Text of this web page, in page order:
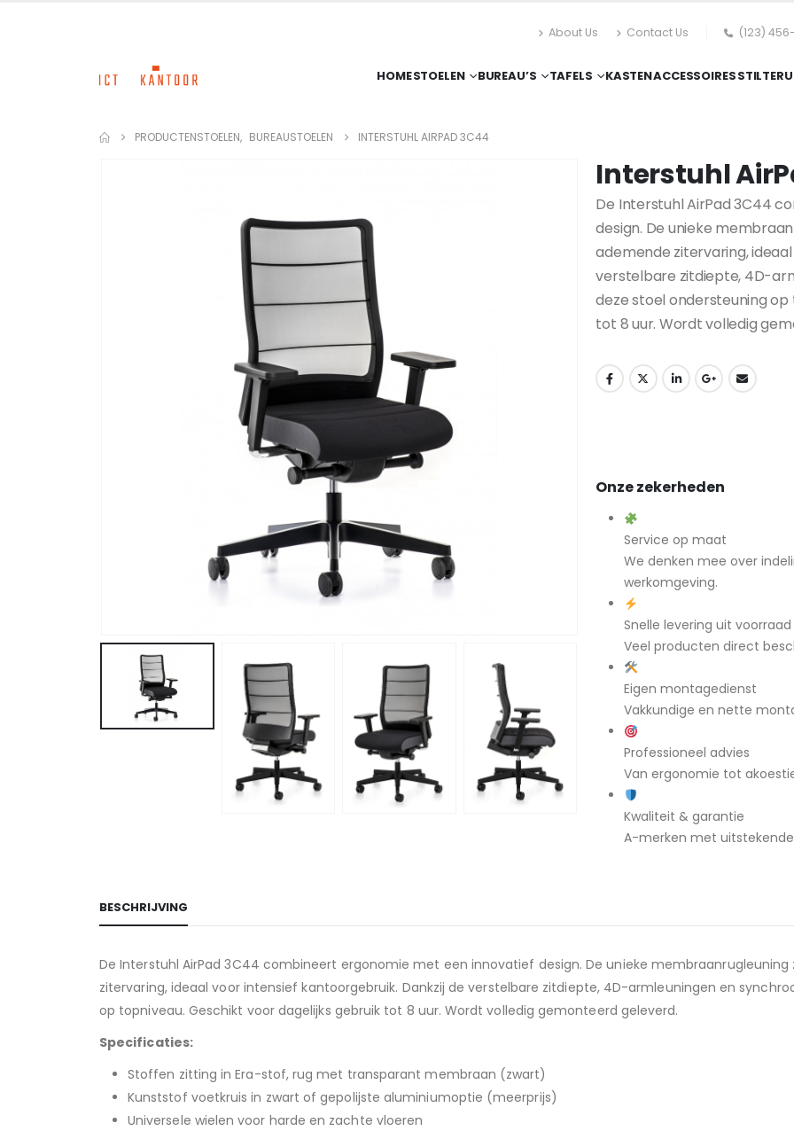
About Us Contact Us (123)
HOMESTOELEN BUREAU’S TAFELS KASTENACCESSOIRES
PRODUCTENSTOELEN, BUREAUSTOELEN INTERSTUHL AIRPAD 3C44
Interstuhl
De Interstuhl AirPad 3C44
design. De unieke
ademende zitervaring,
verstelbare zitdiepte, 4D-
deze stoel ondersteuning
tot 8 uur. Wordt volledig
Onze zekerheden
Service op maat
We denken mee over
werkomgeving.
Snelle levering uit voorraad
Veel producten direct
Eigen montagedienst
Vakkundige en nette
Professioneel advies
Van ergonomie tot
Kwaliteit & garantie
A-merken met
BESCHRIJVING
De Interstuhl AirPad 3C44 combineert ergonomie met een innovatief design. De unieke
zitervaring, ideaal voor intensief kantoorgebruik. Dankzij de verstelbare zitdiepte, 4D-armleuningen en
op topniveau. Geschikt voor dagelijks gebruik tot 8 uur. Wordt volledig gemonteerd geleverd.
Specificaties:
Stoffen zitting in Era-stof, rug met transparant membraan (zwart)
Kunststof voetkruis in zwart of gepolijste aluminiumoptie (meerprijs)
Universele wielen voor harde en zachte vloeren